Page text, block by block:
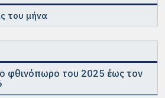
του μήνα
φθινόπωρο του 2025 έως τον